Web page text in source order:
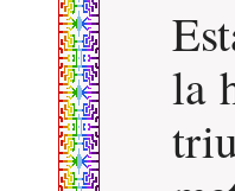
la